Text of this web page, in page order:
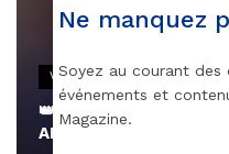
VIDEOS
👑 Remerciements à
AMINA, le Magazine de
Ne manquez
Soyez au courant des
événements et
Magazine.